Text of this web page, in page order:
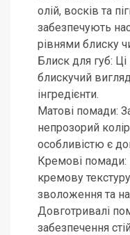
олій, восків та
забезпечують
рівнями блиску
Блиск для губ:
блискучий
інгредієнти.
Матові помади:
непрозорий
особливістю є
Кремові помади:
кремову
зволоження та
Довготривалі
забезпечення